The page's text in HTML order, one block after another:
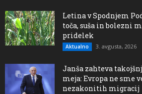
Letina v Spodnjem
toča, suša in bolezni
pridelek
Aktualno 3. avgusta, 2026
Janša zahteva
meja: Evropa ne sme
nezakonitih migracij